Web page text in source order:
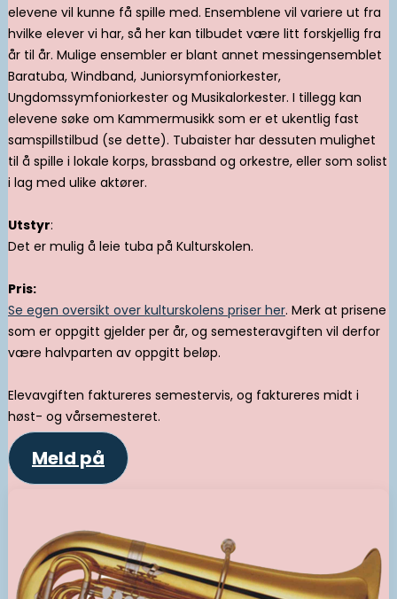
elevene vil kunne få spille med. Ensemblene vil variere ut fra
hvilke elever vi har, så her kan tilbudet være litt forskjellig fra
år til år. Mulige ensembler er blant annet messingensemblet
Baratuba, Windband, Juniorsymfoniorkester,
Ungdomssymfoniorkester og Musikalorkester. I tillegg kan
elevene søke om Kammermusikk som er et ukentlig fast
samspillstilbud (se dette). Tubaister har dessuten mulighet
til å spille i lokale korps, brassband og orkestre, eller som solist
i lag med ulike aktører.
Utstyr:
Det er mulig å leie tuba på Kulturskolen.
Pris:
Se egen oversikt over kulturskolens priser her. Merk at prisene
som er oppgitt gjelder per år, og semesteravgiften vil derfor
være halvparten av oppgitt beløp.
Elevavgiften faktureres semestervis, og faktureres midt i
høst- og vårsemesteret.
Meld på